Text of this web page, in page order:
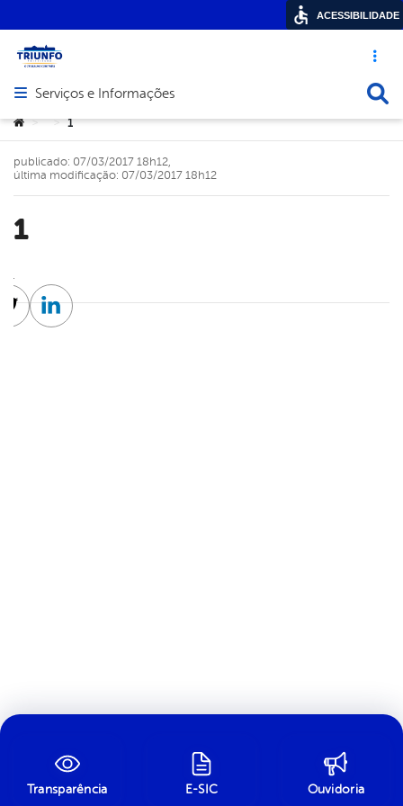
Acesso
Abrir menu principal de navegação
Serviços e Informações
Você está aqui:
> > 1
1
publicado: 07/03/2017 18h12,
última modificação: 07/03/2017 18h12
TwitterLinkedin
Transparência E-SIC Ouvidoria
ACESSIBILIDADE